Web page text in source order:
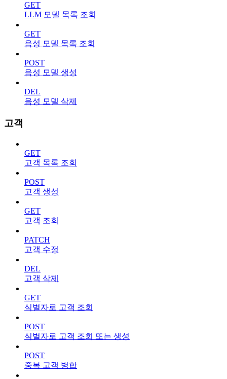
GET
LLM 모델 목록 조회
GET
음성 모델 목록 조회
POST
음성 모델 생성
DEL
음성 모델 삭제
고객
GET
고객 목록 조회
POST
고객 생성
GET
고객 조회
PATCH
고객 수정
DEL
고객 삭제
GET
식별자로 고객 조회
POST
식별자로 고객 조회 또는 생성
POST
중복 고객 병합